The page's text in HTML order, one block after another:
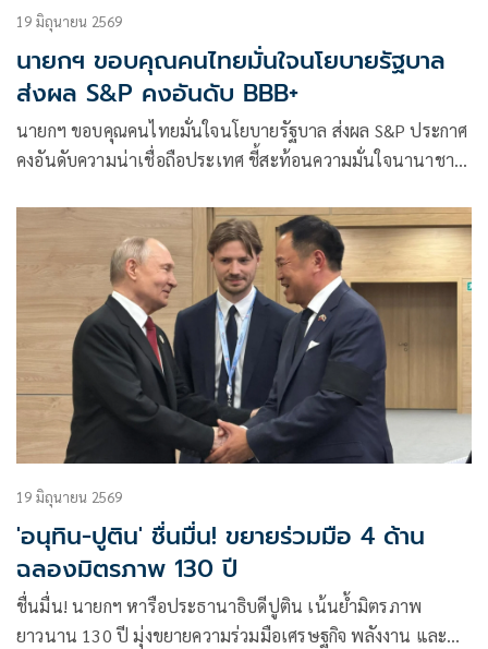
19 มิถุนายน 2569
นายกฯ ขอบคุณคนไทยมั่นใจนโยบายรัฐบาล
ส่งผล S&P คงอันดับ BBB+
นายกฯ ขอบคุณคนไทยมั่นใจนโยบายรัฐบาล ส่งผล S&P ประกาศ
คงอันดับความน่าเชื่อถือประเทศ ชี้สะท้อนความมั่นใจนานาชาติ
19 มิถุนายน 2569
'อนุทิน-ปูติน' ชื่นมื่น! ขยายร่วมมือ 4 ด้าน
ฉลองมิตรภาพ 130 ปี
ชื่นมื่น! นายกฯ หารือประธานาธิบดีปูติน เน้นย้ำมิตรภาพ
ยาวนาน 130 ปี มุ่งขยายความร่วมมือเศรษฐกิจ พลังงาน และ